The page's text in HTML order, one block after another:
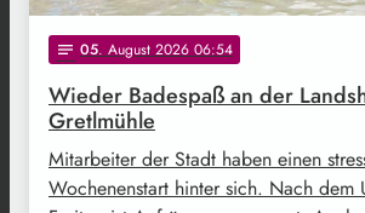
notes 05. August 2026 06:54
Wieder Badespaß an der
Gretlmühle
Mitarbeiter der Stadt haben einen
Wochenenstart hinter sich. Nach dem